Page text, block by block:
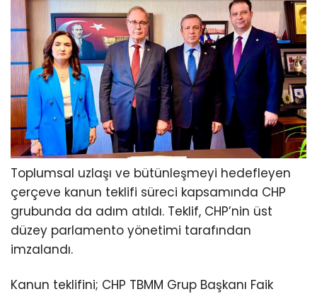
Toplumsal uzlaşı ve bütünleşmeyi hedefleyen
çerçeve kanun teklifi süreci kapsamında CHP
grubunda da adım atıldı. Teklif, CHP’nin üst
düzey parlamento yönetimi tarafından
imzalandı.
Kanun teklifini; CHP TBMM Grup Başkanı Faik